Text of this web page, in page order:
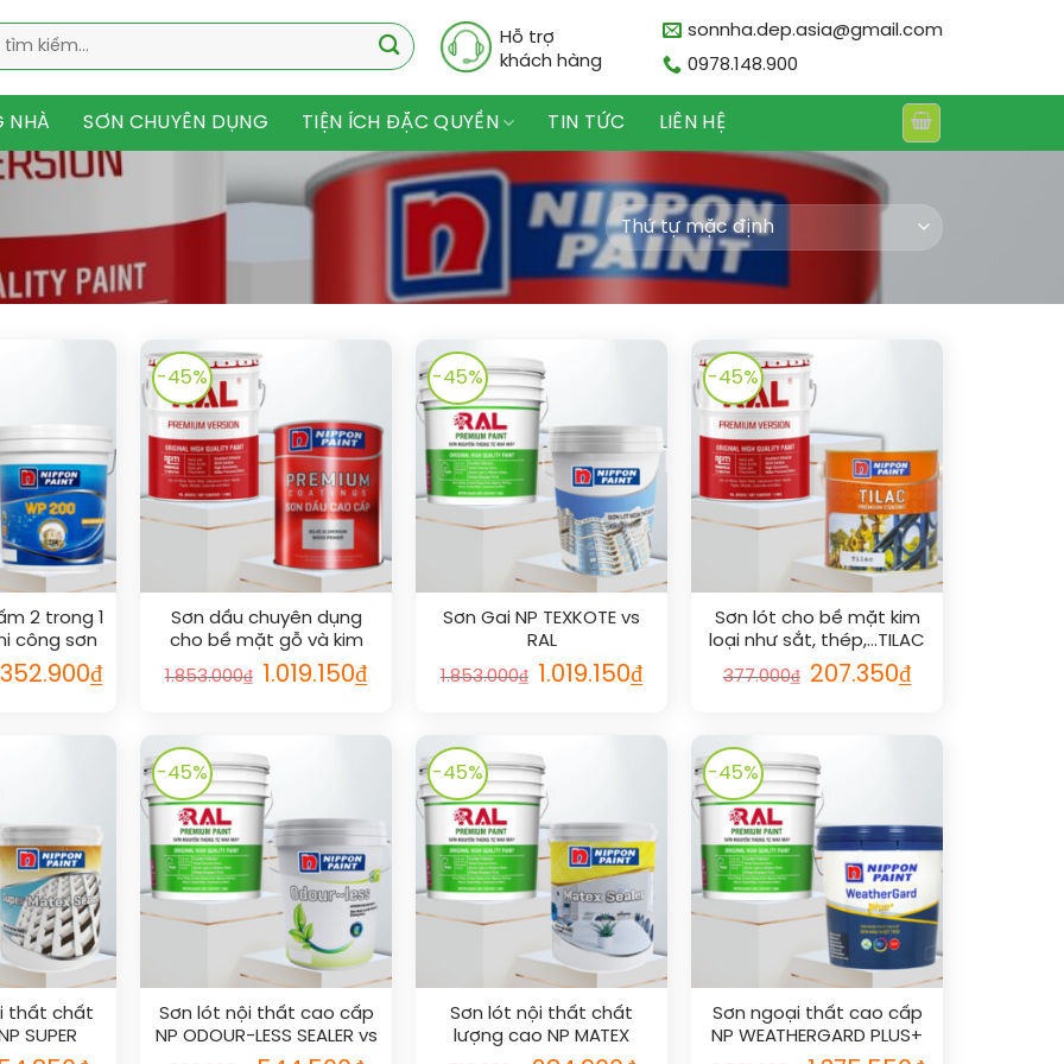
Hỗ trợ
khách hàng
sonnha.dep.asia@gmail.com
0978.148.900
NHÀ SƠN CHUYÊN DỤNG TIỆN ÍCH ĐẶC QUYỀN TIN TỨC LIÊN HỆ
2 trong 1
công sơn
vs RAL ₫Giá
hiện
2.352.900₫.
-45%
Sơn dầu chuyên dụng
cho bề mặt gỗ và kim
loại vs RAL
1.853.000₫ Giá
gốc
1.019.150₫Giá
hiện
1.019.150₫.
-45%
Sơn Gai NP TEXKOTE vs
RAL
1.853.000₫ Giá
gốc
1.019.150₫Giá
hiện
1.019.150₫.
-45%
Sơn lót cho bề mặt kim
loại như sắt, thép,…TILAC
GREY PRIMER vs RAL
377.000₫ Giá
gốc
207.350₫Giá
hiện
207.350₫.
thất chất
SUPER
vs RAL
-45%
Sơn lót nội thất cao cấp
NP ODOUR-LESS SEALER vs
RAL
-45%
Sơn lót nội thất chất
lượng cao NP MATEX
SEALER vs RAL
-45%
Sơn ngoại thất cao cấp
NP WEATHERGARD PLUS+
vs RAL